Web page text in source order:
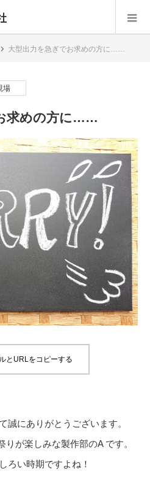
大型出力を急ぎでお求めの方に……
場
求めの方に……
とURLをコピーする
誠にありがとうございます。
が楽しみな製作部のA です。
ろい時期ですよね！